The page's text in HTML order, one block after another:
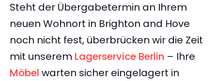
Steht der Übergabetermin an Ihrem
neuen Wohnort in Brighton and Hove
noch nicht fest, überbrücken wir die Zeit
mit unserem Lagerservice Berlin – Ihre
Möbel warten sicher eingelagert in